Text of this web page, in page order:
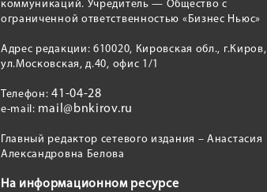
коммуникаций. Учредитель — Общество с
ограниченной ответственностью «Бизнес Ньюс»
Адрес редакции: 610020, Кировская обл., г.Киров,
ул.Московская, д.40, офис 1/1
Телефон:41-04-28
e-mail: mail@bnkirov.ru
Главный редактор сетевого издания – Анастасия
Александровна Белова
На информационном ресурсе